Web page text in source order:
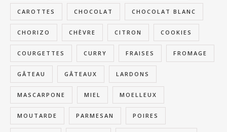
CAROTTES CHOCOLAT CHOCOLAT BLANC
CHORIZO CHÈVRE CITRON COOKIES
COURGETTES CURRY FRAISES FROMAGE
GÂTEAU GÂTEAUX LARDONS
MASCARPONE MIEL MOELLEUX
MOUTARDE PARMESAN POIRES